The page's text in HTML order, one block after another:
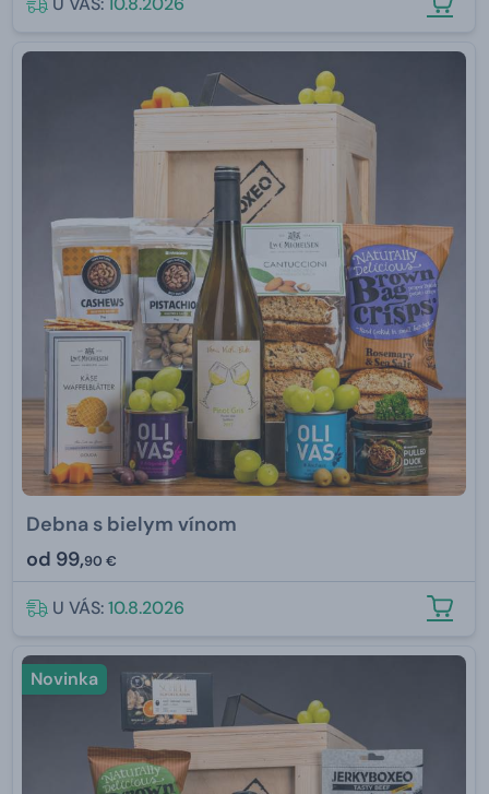
Debna s bielym vínom
od 99,90 €
U VÁS:10.8.2026
Novinka